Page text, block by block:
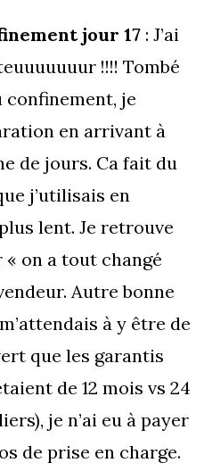
jour 17 : J’ai
!!!! Tombé
confinement, je
en arrivant à
de jours. Ca fait du
j’utilisais en
lent. Je retrouve
on a tout changé
Autre bonne
à y être de
que les garantis
de 12 mois vs 24
je n’ai eu à payer
de prise en charge.